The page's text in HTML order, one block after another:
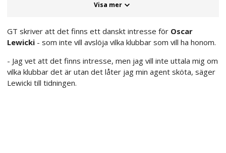
Visa mer
GT skriver att det finns ett danskt intresse för Oscar
Lewicki - som inte vill avslöja vilka klubbar som vill ha honom.
- Jag vet att det finns intresse, men jag vill inte uttala mig om
vilka klubbar det är utan det låter jag min agent sköta, säger
Lewicki till tidningen.